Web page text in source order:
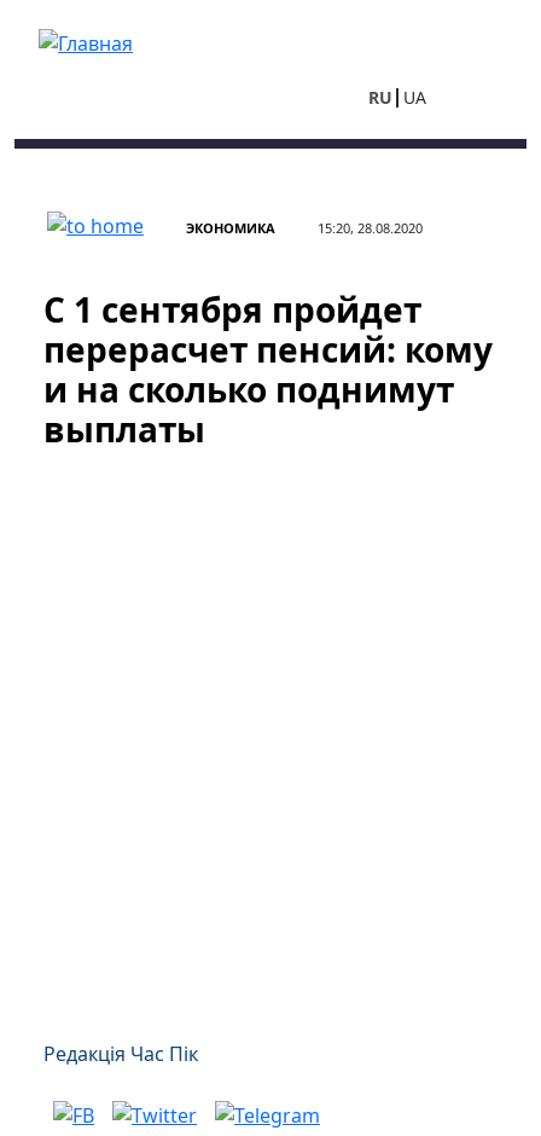
RU UA
ЭКОНОМИКА 15:20, 28.08.2020
С 1 сентября пройдет
перерасчет пенсий: кому
и на сколько поднимут
выплаты
Редакція Час Пік